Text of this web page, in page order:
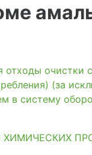
очистки
(за
в систему